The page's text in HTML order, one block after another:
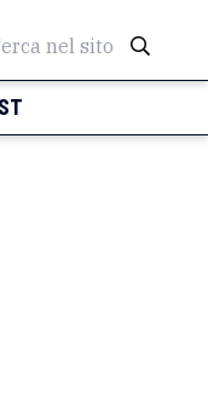
nel sito